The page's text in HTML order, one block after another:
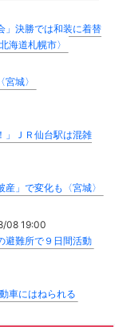
」決勝では和装に着替
海道札幌市〉
城〉
」ＪＲ仙台駅は混雑
」で変化も〈宮城〉
08 19:00
難所で９日間活動
車にはねられる